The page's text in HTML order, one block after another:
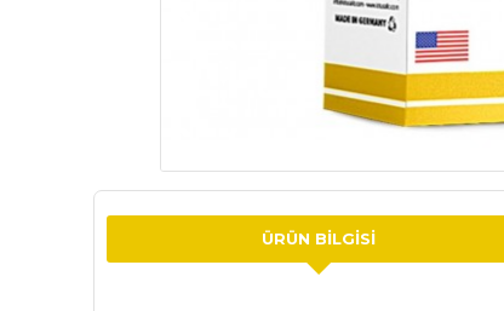
ÜRÜN BILGISI